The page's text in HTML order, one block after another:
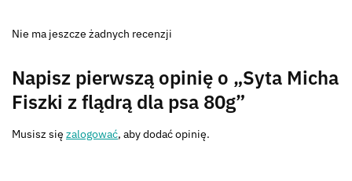
Nie ma jeszcze żadnych recenzji
Napisz pierwszą opinię o „Syta Micha
Fiszki z flądrą dla psa 80g”
Musisz się zalogować, aby dodać opinię.